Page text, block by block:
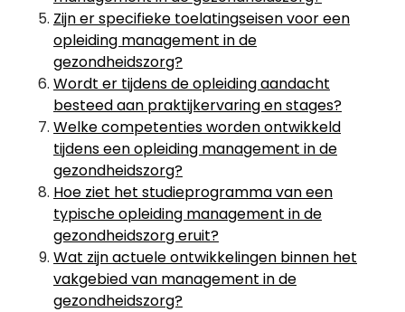
Zijn er specifieke toelatingseisen voor een
opleiding management in de
gezondheidszorg?
Wordt er tijdens de opleiding aandacht
besteed aan praktijkervaring en stages?
Welke competenties worden ontwikkeld
tijdens een opleiding management in de
gezondheidszorg?
Hoe ziet het studieprogramma van een
typische opleiding management in de
gezondheidszorg eruit?
Wat zijn actuele ontwikkelingen binnen het
vakgebied van management in de
gezondheidszorg?